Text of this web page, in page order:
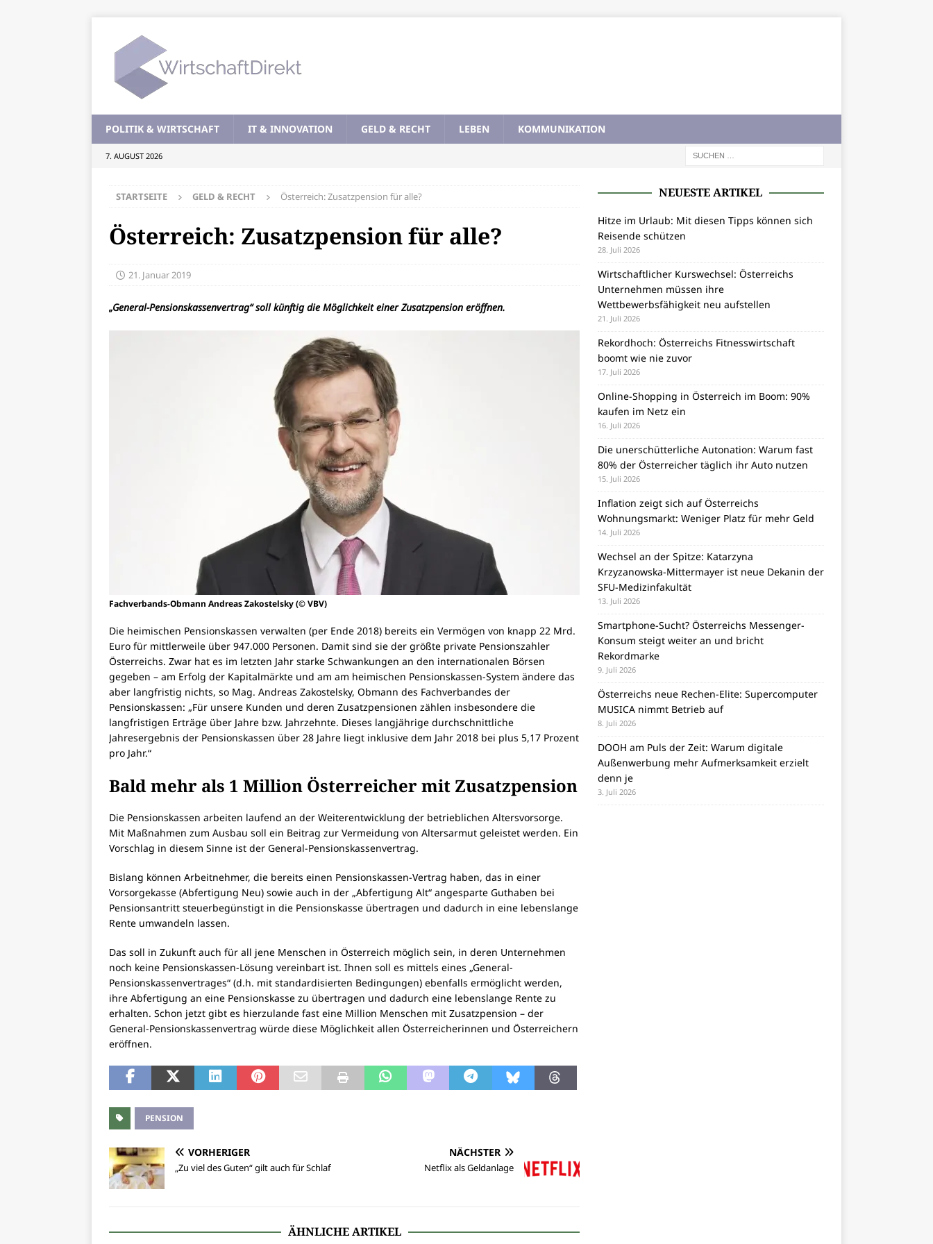
POLITIK & WIRTSCHAFT IT & INNOVATION GELD & RECHT LEBEN KOMMUNIKATION
7. AUGUST 2026
STARTSEITE GELD & RECHT Österreich: Zusatzpension für alle?
Österreich: Zusatzpension für alle?
21. Januar 2019
„General-Pensionskassenvertrag“ soll künftig die Möglichkeit einer Zusatzpension eröffnen.
Fachverbands-Obmann Andreas Zakostelsky (© VBV)
Die heimischen Pensionskassen verwalten (per Ende 2018) bereits ein Vermögen von knapp 22 Mrd.
Euro für mittlerweile über 947.000 Personen. Damit sind sie der größte private Pensionszahler
Österreichs. Zwar hat es im letzten Jahr starke Schwankungen an den internationalen Börsen
gegeben – am Erfolg der Kapitalmärkte und am am heimischen Pensionskassen-System ändere das
aber langfristig nichts, so Mag. Andreas Zakostelsky, Obmann des Fachverbandes der
Pensionskassen: „Für unsere Kunden und deren Zusatzpensionen zählen insbesondere die
langfristigen Erträge über Jahre bzw. Jahrzehnte. Dieses langjährige durchschnittliche
Jahresergebnis der Pensionskassen über 28 Jahre liegt inklusive dem Jahr 2018 bei plus 5,17 Prozent
pro Jahr.“
Bald mehr als 1 Million Österreicher mit Zusatzpension
Die Pensionskassen arbeiten laufend an der Weiterentwicklung der betrieblichen Altersvorsorge.
Mit Maßnahmen zum Ausbau soll ein Beitrag zur Vermeidung von Altersarmut geleistet werden. Ein
Vorschlag in diesem Sinne ist der General-Pensionskassenvertrag.
Bislang können Arbeitnehmer, die bereits einen Pensionskassen-Vertrag haben, das in einer
Vorsorgekasse (Abfertigung Neu) sowie auch in der „Abfertigung Alt“ angesparte Guthaben bei
Pensionsantritt steuerbegünstigt in die Pensionskasse übertragen und dadurch in eine lebenslange
Rente umwandeln lassen.
Das soll in Zukunft auch für all jene Menschen in Österreich möglich sein, in deren Unternehmen
noch keine Pensionskassen-Lösung vereinbart ist. Ihnen soll es mittels eines „General-
Pensionskassenvertrages“ (d.h. mit standardisierten Bedingungen) ebenfalls ermöglicht werden,
ihre Abfertigung an eine Pensionskasse zu übertragen und dadurch eine lebenslange Rente zu
erhalten. Schon jetzt gibt es hierzulande fast eine Million Menschen mit Zusatzpension – der
General-Pensionskassenvertrag würde diese Möglichkeit allen Österreicherinnen und Österreichern
eröffnen.
PENSION
VORHERIGER
„Zu viel des Guten“ gilt auch für Schlaf
NÄCHSTER
Netflix als Geldanlage
ÄHNLICHE ARTIKEL
NEUESTE ARTIKEL
Hitze im Urlaub: Mit diesen Tipps können sich
Reisende schützen
28. Juli 2026
Wirtschaftlicher Kurswechsel: Österreichs
Unternehmen müssen ihre
Wettbewerbsfähigkeit neu aufstellen
21. Juli 2026
Rekordhoch: Österreichs Fitnesswirtschaft
boomt wie nie zuvor
17. Juli 2026
Online-Shopping in Österreich im Boom: 90%
kaufen im Netz ein
16. Juli 2026
Die unerschütterliche Autonation: Warum fast
80% der Österreicher täglich ihr Auto nutzen
15. Juli 2026
Inflation zeigt sich auf Österreichs
Wohnungsmarkt: Weniger Platz für mehr Geld
14. Juli 2026
Wechsel an der Spitze: Katarzyna
Krzyzanowska-Mittermayer ist neue Dekanin der
SFU-Medizinfakultät
13. Juli 2026
Smartphone-Sucht? Österreichs Messenger-
Konsum steigt weiter an und bricht
Rekordmarke
9. Juli 2026
Österreichs neue Rechen-Elite: Supercomputer
MUSICA nimmt Betrieb auf
8. Juli 2026
DOOH am Puls der Zeit: Warum digitale
Außenwerbung mehr Aufmerksamkeit erzielt
denn je
3. Juli 2026